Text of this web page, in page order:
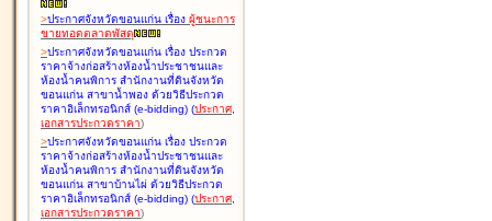
>ประกาศจังหวัดขอนแก่น เรื่อง ผู้ชนะการ
ขายทอดตลาดพัสดุ
>ประกาศจังหวัดขอนแก่น เรื่อง ประกวด
ราคาจ้างก่อสร้างห้องน้ำประชาชนและ
ห้องน้ำคนพิการ สำนักงานที่ดินจังหวัด
ขอนแก่น สาขาน้ำพอง ด้วยวิธีประกวด
ราคาอิเล็กทรอนิกส์ (e-bidding) (ประกาศ,
เอกสารประกวดราคา)
>ประกาศจังหวัดขอนแก่น เรื่อง ประกวด
ราคาจ้างก่อสร้างห้องน้ำประชาชนและ
ห้องน้ำคนพิการ สำนักงานที่ดินจังหวัด
ขอนแก่น สาขาบ้านไผ่ ด้วยวิธีประกวด
ราคาอิเล็กทรอนิกส์ (e-bidding) (ประกาศ,
เอกสารประกวดราคา)